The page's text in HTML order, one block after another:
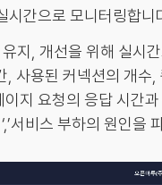
시간으로 모니터링합니
지, 개선을 위해 실시
사용된 커넥션의 개수,
지 요청의 응답 시간
서비스 부하의 원인을